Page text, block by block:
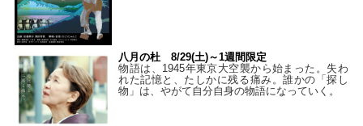
八月の杜 8/29(土)～1週間限定
物語は、1945年東京大空襲から始まった。失わ
れた記憶と、たしかに残る痛み。誰かの「探し
物」は、やがて自分自身の物語になっていく。